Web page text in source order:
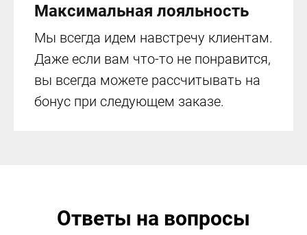
Максимальная лояльность
Мы всегда идем навстречу клиентам.
Даже если вам что-то не понравится,
вы всегда можете рассчитывать на
бонус при следующем заказе.
Ответы на вопросы